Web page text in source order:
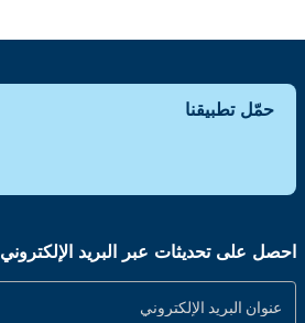
حمّل تطبيقنا
احصل على تحديثات عبر البريد الإلكتروني